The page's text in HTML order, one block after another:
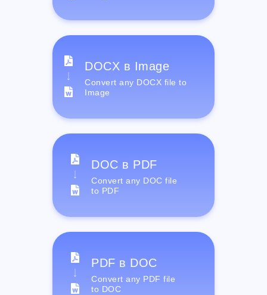
DOCX в Image
Convert any DOCX file to
Image
DOC в PDF
Convert any DOC file
to PDF
PDF в DOC
Convert any PDF file
to DOC